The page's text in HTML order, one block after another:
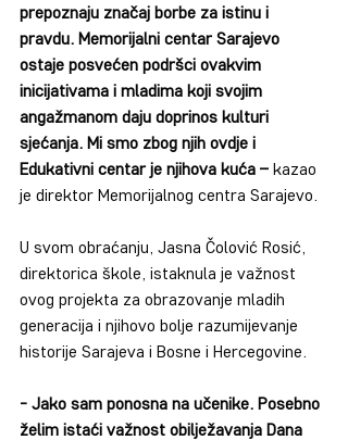
prepoznaju značaj borbe za istinu i
pravdu. Memorijalni centar Sarajevo
ostaje posvećen podršci ovakvim
inicijativama i mladima koji svojim
angažmanom daju doprinos kulturi
sjećanja. Mi smo zbog njih ovdje i
Edukativni centar je njihova kuća – kazao
je direktor Memorijalnog centra Sarajevo.
U svom obraćanju, Jasna Čolović Rosić,
direktorica škole, istaknula je važnost
ovog projekta za obrazovanje mladih
generacija i njihovo bolje razumijevanje
historije Sarajeva i Bosne i Hercegovine.
- Jako sam ponosna na učenike. Posebno
želim istaći važnost obilježavanja Dana